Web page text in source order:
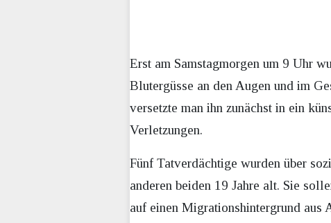
Erst am Samstagmorgen um 9 Uhr
Blutergüsse an den Augen und im
versetzte man ihn zunächst in ein
Verletzungen.
Fünf Tatverdächtige wurden über
anderen beiden 19 Jahre alt. Sie
auf einen Migrationshintergrund aus